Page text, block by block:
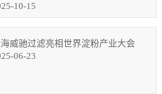
10-15
海威驰过滤亮相世界淀粉产业大会
06-23